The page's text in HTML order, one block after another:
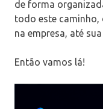
de forma
todo este
na empresa, até
Então vamos lá!